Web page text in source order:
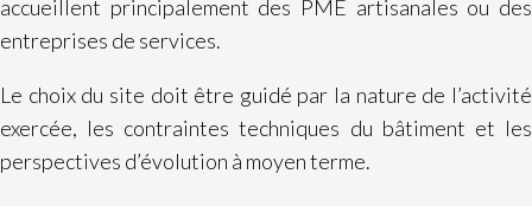
accueillent principalement des PME artisanales ou des
entreprises de services.
Le choix du site doit être guidé par la nature de l’activité
exercée, les contraintes techniques du bâtiment et les
perspectives d’évolution à moyen terme.